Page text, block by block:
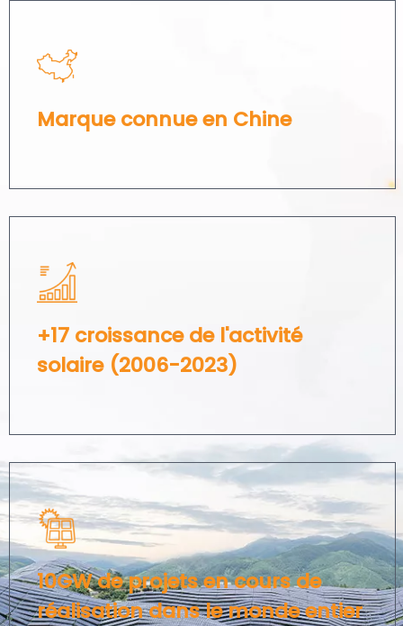
Marque connue en Chine​​​​​​​
+17 croissance de l'activité
solaire (2006-2023)​​​​​​​
10GW de projets en cours de
réalisation dans le monde entier​​​​​​​